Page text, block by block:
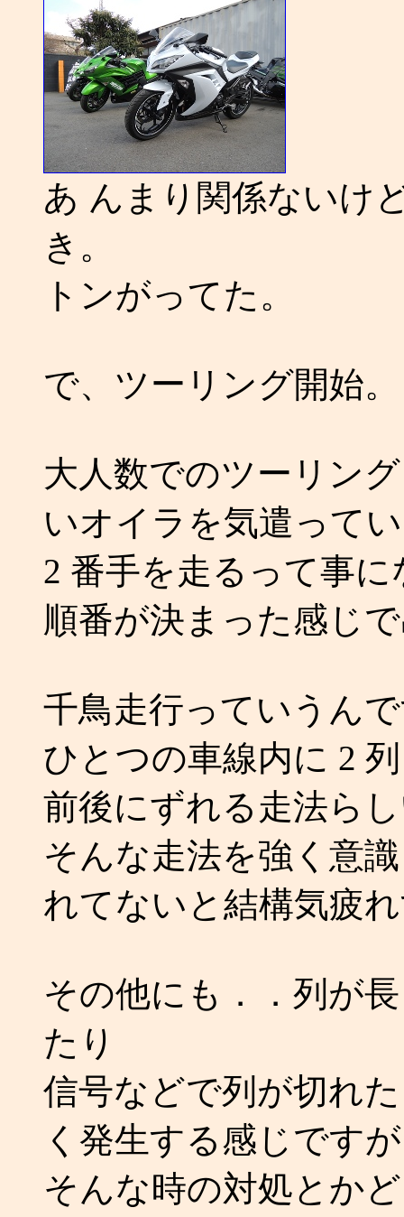
あ んまり関係ないけ
き。
トンがってた。
で、ツーリング開始。
大人数でのツーリン
いオイラを気遣って
2 番手を走るって事
順番が決まった感じ
千鳥走行っていうん
ひとつの車線内に 2
前後にずれる走法ら
そんな走法を強く意
れてないと結構気疲
その他にも．．列が
たり
信号などで列が切れ
く発生する感じですが
そんな時の対処とか